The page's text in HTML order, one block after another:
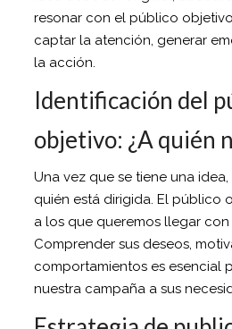
resonar con el público
captar la atención, generar
la acción.
Identificación del
objetivo: ¿A quién
Una vez que se tiene una
quién está dirigida. El público
a los que queremos llegar con
Comprender sus deseos,
comportamientos es esencial
nuestra campaña a sus